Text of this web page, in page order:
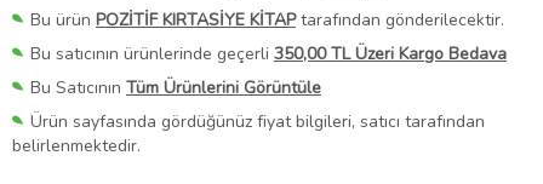
Bu ürün POZİTİF KIRTASİYE KİTAPtarafından gönderilecektir.
Bu satıcının ürünlerinde geçerli 350,00 TL Üzeri Kargo Bedava
Bu Satıcının Tüm Ürünlerini Görüntüle
Ürün sayfasında gördüğünüz fiyat bilgileri, satıcı tarafından
belirlenmektedir.